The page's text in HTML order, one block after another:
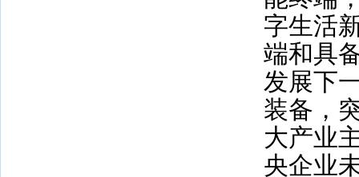
字生活
端和具
发展下
装备，
大产业
央企业